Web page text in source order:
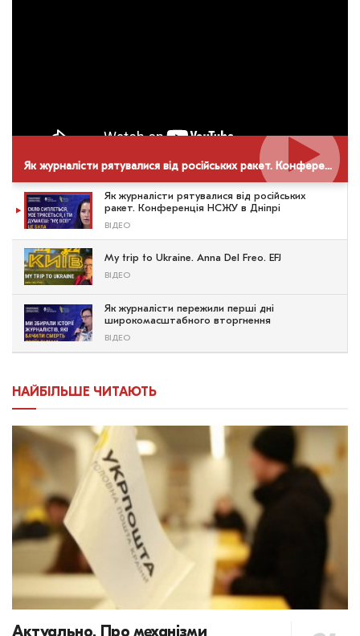
Як журналісти рятувалися від російських ракет. Конференція НСЖУ в Дніпрі
Як журналісти рятувалися від російських
ракет. Конференція НСЖУ в Дніпрі
ВІДЕО
My trip to Ukraine. Anna Del Freo. EFJ
ВІДЕО
Як журналісти пережили перші дні
широкомасштабного вторгнення
ВІДЕО
НАЙБІЛЬШЕ ЧИТАЮТЬ
Актуально. Про механізми